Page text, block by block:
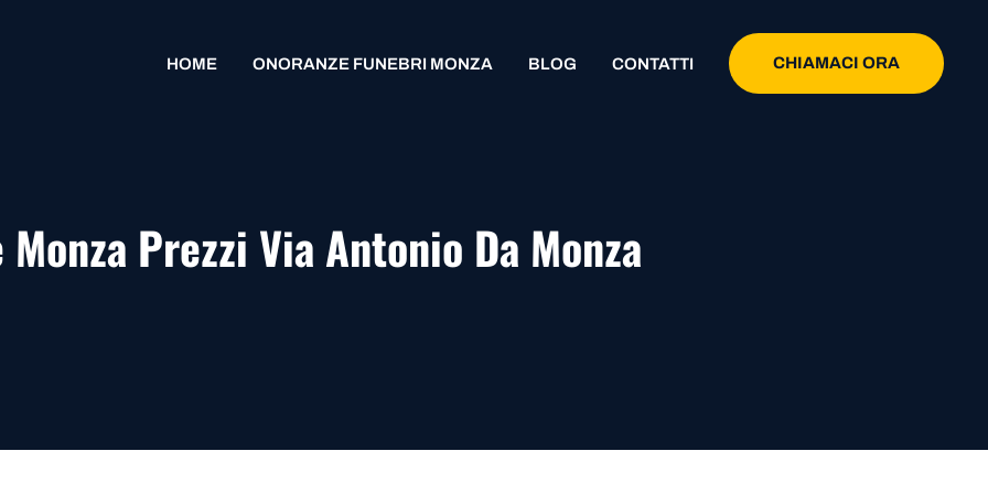
HOME ONORANZE FUNEBRI MONZA BLOG CONTATTI CHIAMACI ORA
Monza Prezzi Via Antonio Da Monza